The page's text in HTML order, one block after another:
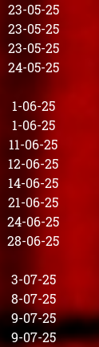
23-05-25
23-05-25
23-05-25
24-05-25
1-06-25
1-06-25
11-06-25
12-06-25
14-06-25
21-06-25
24-06-25
28-06-25
3-07-25
8-07-25
9-07-25
9-07-25